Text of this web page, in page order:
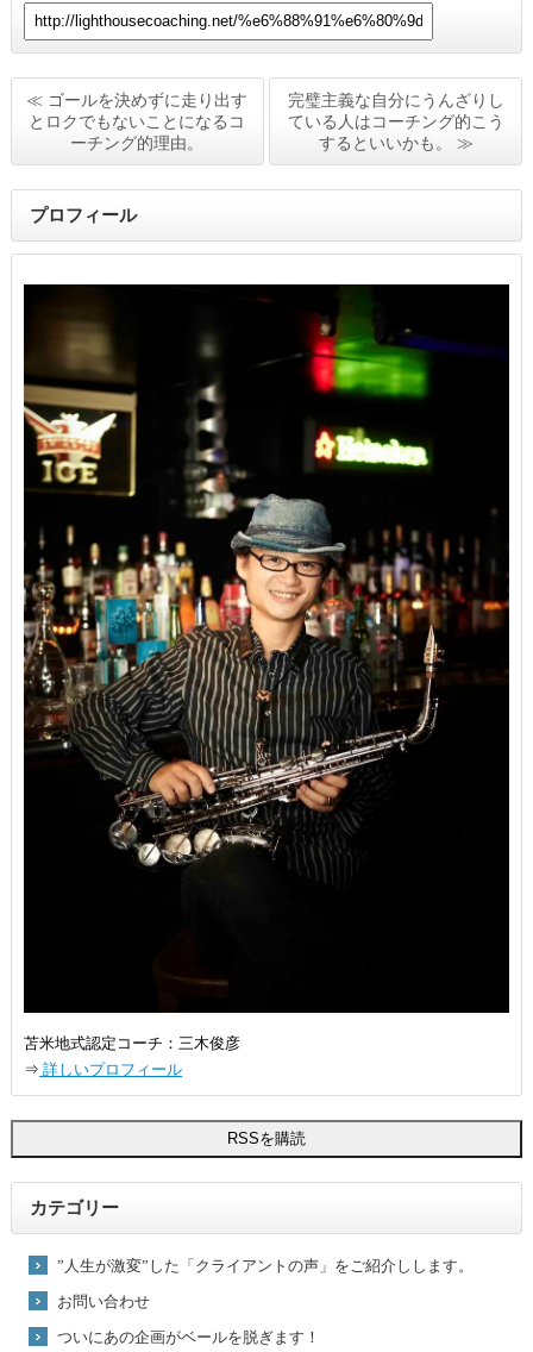
≪ ゴールを決めずに走り出す
とロクでもないことになるコ
ーチング的理由。
完璧主義な自分にうんざりし
ている人はコーチング的こう
するといいかも。 ≫
プロフィール
苫米地式認定コーチ：三木俊彦
⇒ 詳しいプロフィール
カテゴリー
”人生が激変”した「クライアントの声」をご紹介しします。
お問い合わせ
ついにあの企画がベールを脱ぎます！